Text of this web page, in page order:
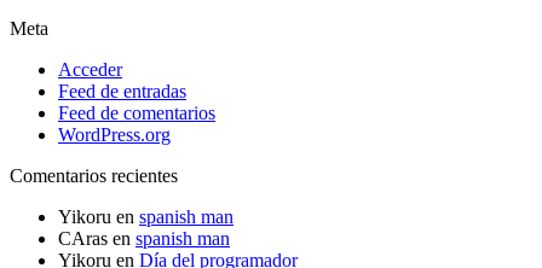
Meta
Acceder
Feed de entradas
Feed de comentarios
WordPress.org
Comentarios recientes
Yikoru en spanish man
CAras en spanish man
Yikoru en Día del programador